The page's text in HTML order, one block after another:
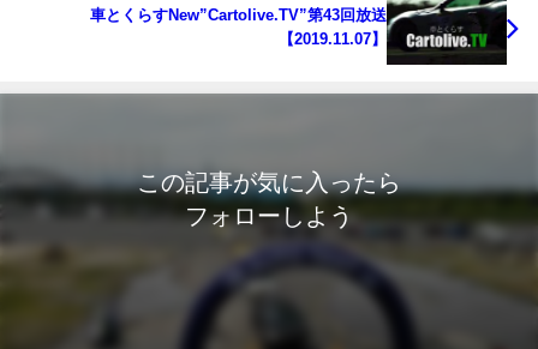
車とくらすNew”Cartolive.TV”第43回放送
【2019.11.07】
この記事が気に入ったら
フォローしよう